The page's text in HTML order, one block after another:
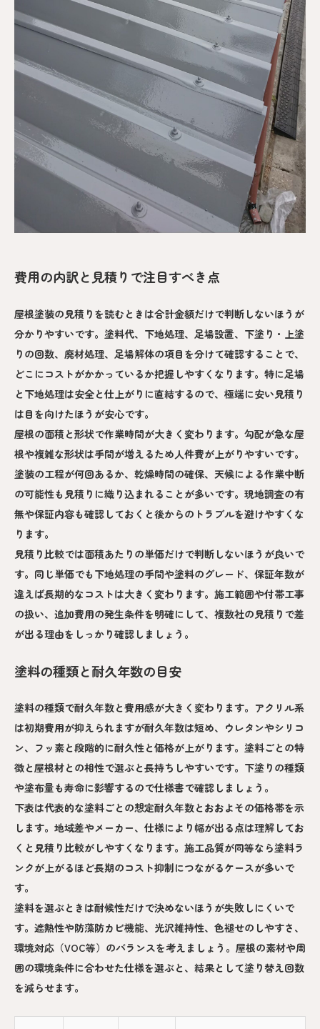
費用の内訳と見積りで注目すべき点
屋根塗装の見積りを読むときは合計金額だけで判断しないほうが
分かりやすいです。塗料代、下地処理、足場設置、下塗り・上塗
りの回数、廃材処理、足場解体の項目を分けて確認することで、
どこにコストがかかっているか把握しやすくなります。特に足場
と下地処理は安全と仕上がりに直結するので、極端に安い見積り
は目を向けたほうが安心です。
屋根の面積と形状で作業時間が大きく変わります。勾配が急な屋
根や複雑な形状は手間が増えるため人件費が上がりやすいです。
塗装の工程が何回あるか、乾燥時間の確保、天候による作業中断
の可能性も見積りに織り込まれることが多いです。現地調査の有
無や保証内容も確認しておくと後からのトラブルを避けやすくな
ります。
見積り比較では面積あたりの単価だけで判断しないほうが良いで
す。同じ単価でも下地処理の手間や塗料のグレード、保証年数が
違えば長期的なコストは大きく変わります。施工範囲や付帯工事
の扱い、追加費用の発生条件を明確にして、複数社の見積りで差
が出る理由をしっかり確認しましょう。
塗料の種類と耐久年数の目安
塗料の種類で耐久年数と費用感が大きく変わります。アクリル系
は初期費用が抑えられますが耐久年数は短め、ウレタンやシリコ
ン、フッ素と段階的に耐久性と価格が上がります。塗料ごとの特
徴と屋根材との相性で選ぶと長持ちしやすいです。下塗りの種類
や塗布量も寿命に影響するので仕様書で確認しましょう。
下表は代表的な塗料ごとの想定耐久年数とおおよその価格帯を示
します。地域差やメーカー、仕様により幅が出る点は理解してお
くと見積り比較がしやすくなります。施工品質が同等なら塗料ラ
ンクが上がるほど長期のコスト抑制につながるケースが多いで
す。
塗料を選ぶときは耐候性だけで決めないほうが失敗しにくいで
す。遮熱性や防藻防カビ機能、光沢維持性、色褪せのしやすさ、
環境対応（VOC等）のバランスを考えましょう。屋根の素材や周
囲の環境条件に合わせた仕様を選ぶと、結果として塗り替え回数
を減らせます。